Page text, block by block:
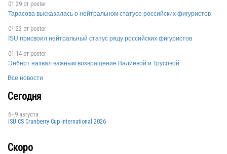
RUS
RUS
RUS
01:29 от poster
Тарасова высказалась о нейтральном статусе российских фигуристов
01:22 от poster
ISU присвоил нейтральный статус ряду российских фигуристов
01:14 от poster
Энберт назвал важным возвращение Валиевой и Трусовой
Все новости
Сегодня
6–9 августа
ISU CS Cranberry Cup International 2026
Скоро